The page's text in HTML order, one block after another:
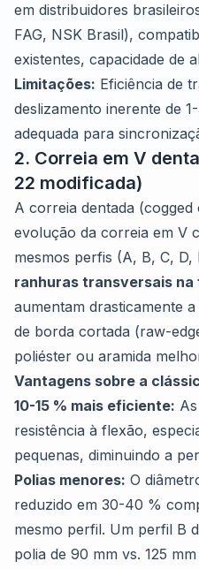
em distribuidores
FAG, NSK Brasil),
existentes, capacidade de
Limitações: Eficiência de
deslizamento inerente de
adequada para
2. Correia em V
22 modificada)
A correia dentada
evolução da correia em V
mesmos perfis (A, B, C,
ranhuras transversais
aumentam drasticamente
de borda cortada (raw-
poliéster ou aramida
Vantagens sobre a
10-15 % mais eficiente:
resistência à flexão,
pequenas, diminuindo a
Polias menores: O
reduzido em 30-40 %
mesmo perfil. Um perfil B
polia de 90 mm vs. 125